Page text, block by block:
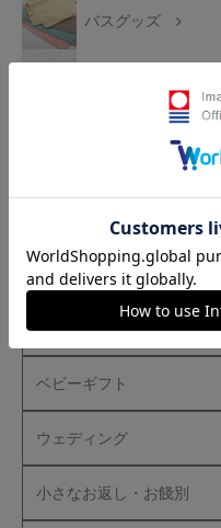
バスグッズ
ギフトボックス
ギフトから探す
おすすめギフトセット
白いタオルのギフトセット
ベビーギフト
ウェディング
小さなお返し・お餞別